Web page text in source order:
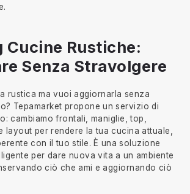
Cucine Rustiche:
Senza Stravolgere
rustica ma vuoi aggiornarla senza
Tepamarket propone un servizio di
cambiamo frontali, maniglie, top,
layout per rendere la tua cucina attuale,
con il tuo stile. È una soluzione
per dare nuova vita a un ambiente
ciò che ami e aggiornando ciò